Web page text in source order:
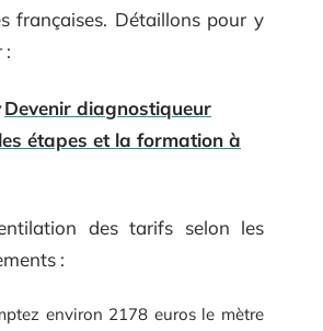
françaises. Détaillons pour y
:
Devenir diagnostiqueur
étapes et la formation à
des tarifs selon les
:
environ 2178 euros le mètre